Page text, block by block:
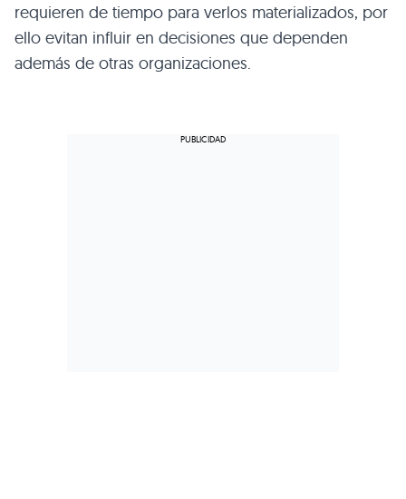
requieren de tiempo para verlos materializados, por
ello evitan influir en decisiones que dependen
además de otras organizaciones.